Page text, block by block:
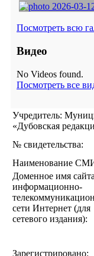
Посмотреть всю
Видео
No Videos found.
Посмотреть все
Учредитель:
«Дубовская
№ свидетельства:
Наименование
Доменное имя
информационно-
сети Интернет (для
сетевого издания):
Зарегистрировано: